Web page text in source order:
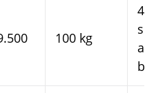
100 kg
4–7